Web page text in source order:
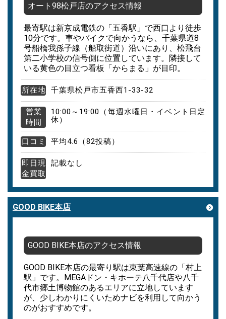
オート98松戸店のアクセス情報
最寄駅は新京成電鉄の「五香駅」で西口より徒歩
10分です。車やバイクで向かうなら、千葉県道8
号船橋我孫子線（船取街道）沿いにあり、松飛台
第二小学校の信号側に位置しています。隣接して
いる黄色の目立つ看板「からまる」が目印。
所在地 千葉県松戸市五香西1-33-32
営業
時間
10:00～19:00（毎週水曜日・イベント日定
休）
口コミ 平均4.6（82投稿）
即日現
金買取
記載なし
GOOD BIKE本店
GOOD BIKE本店のアクセス情報
GOOD BIKE本店の最寄り駅は東葉高速線の「村上
駅」です。MEGAドン・キホーテ八千代店や八千
代市郷土博物館のあるエリアに立地しています
が、少しわかりにくいためナビを利用して向かう
のがおすすめです。